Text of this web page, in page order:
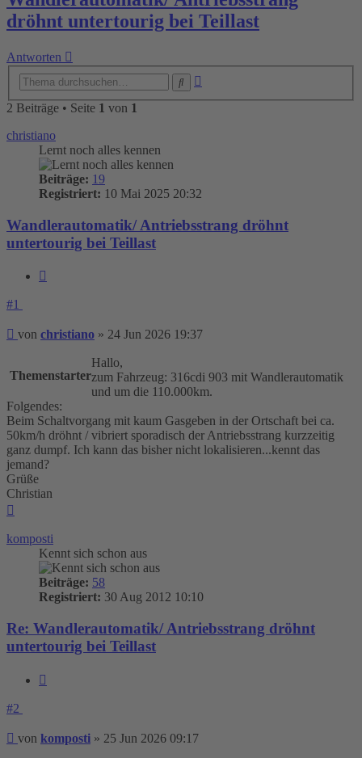
dröhnt untertourig bei Teillast
Antworten
2 Beiträge • Seite 1 von 1
christiano
Lernt noch alles kennen
Beiträge: 19
Registriert: 10 Mai 2025 20:32
Wandlerautomatik/ Antriebsstrang dröhnt
untertourig bei Teillast
#1
Beitrag
von christiano » 24 Jun 2026 19:37
Themenstarter
Hallo,
zum Fahrzeug: 316cdi 903 mit Wandlerautomatik
und um die 110.000km.
Folgendes:
Beim Schaltvorgang mit kaum Gasgeben in der Ortschaft bei ca.
50km/h dröhnt / vibriert sporadisch der Antriebsstrang kurzzeitig
ganz dumpf. Ich kann das bisher nicht lokalisieren...kennt das
jemand?
Grüße
Christian
komposti
Kennt sich schon aus
Beiträge: 58
Registriert: 30 Aug 2012 10:10
Re: Wandlerautomatik/ Antriebsstrang dröhnt
untertourig bei Teillast
#2
Beitrag
von komposti » 25 Jun 2026 09:17